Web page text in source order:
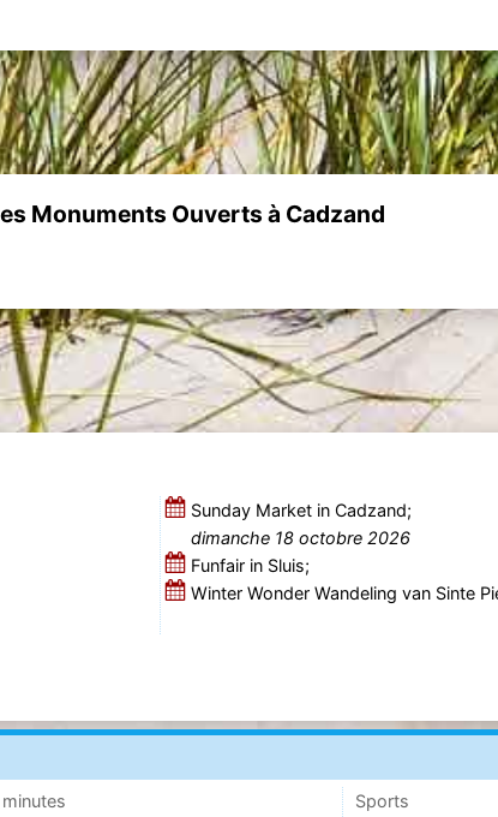
Monuments Ouverts à Cadzand
Sunday Market in Cadzand;
dimanche 18 octobre 2026
Funfair in Sluis;
Winter Wonder Wandeling van Sinte
Sports